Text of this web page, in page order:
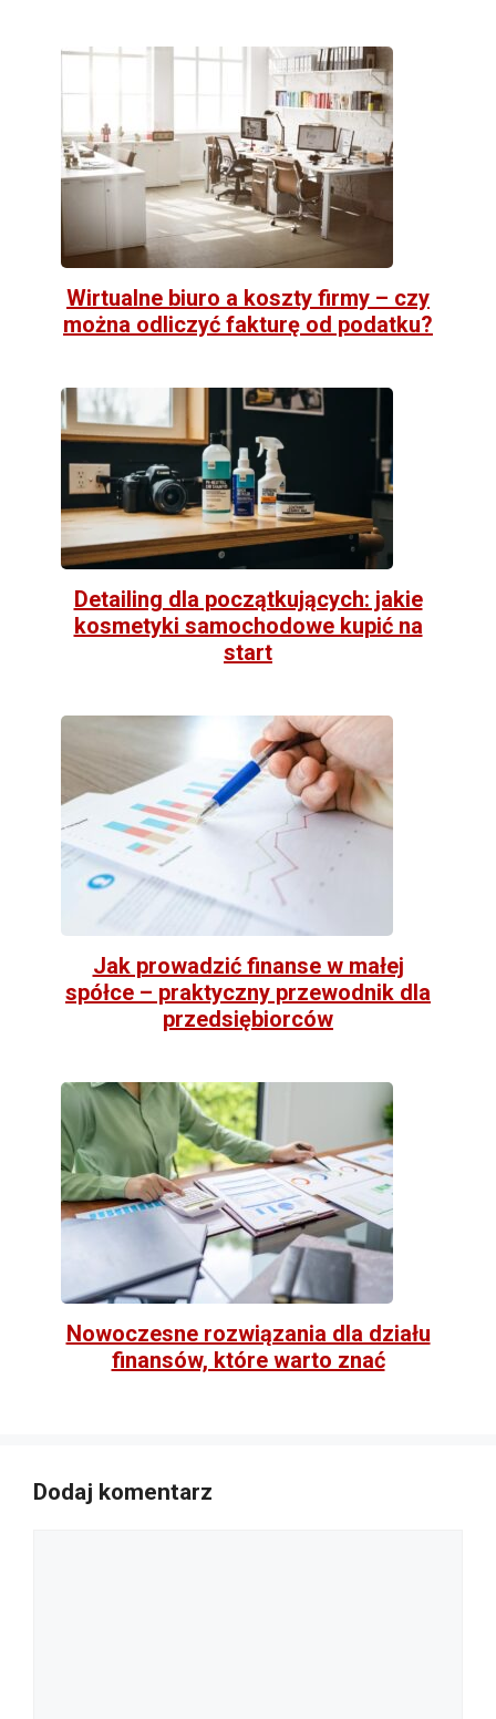
Wirtualne biuro a koszty firmy – czy
można odliczyć fakturę od podatku?
Detailing dla początkujących: jakie
kosmetyki samochodowe kupić na
start
Jak prowadzić finanse w małej
spółce – praktyczny przewodnik dla
przedsiębiorców
Nowoczesne rozwiązania dla działu
finansów, które warto znać
Dodaj komentarz